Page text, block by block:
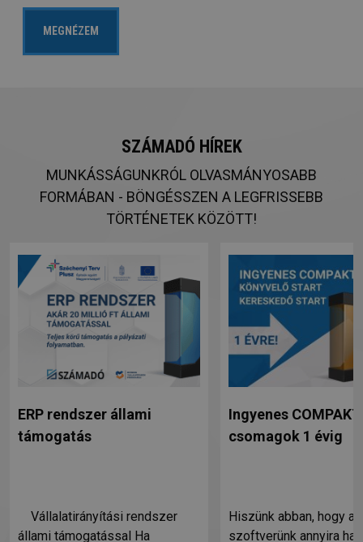
MEGNÉZEM
SZÁMADÓ HÍREK
MUNKÁSSÁGUNKRÓL OLVASMÁNYOSABB
FORMÁBAN - BÖNGÉSSZEN A LEGFRISSEBB
TÖRTÉNETEK KÖZÖTT!
ERP rendszer állami
támogatás
Vállalatirányítási rendszer
állami támogatással Ha
Ingyenes
csomagok 1 évig
Hiszünk abban, hogy a
szoftverünk annyira